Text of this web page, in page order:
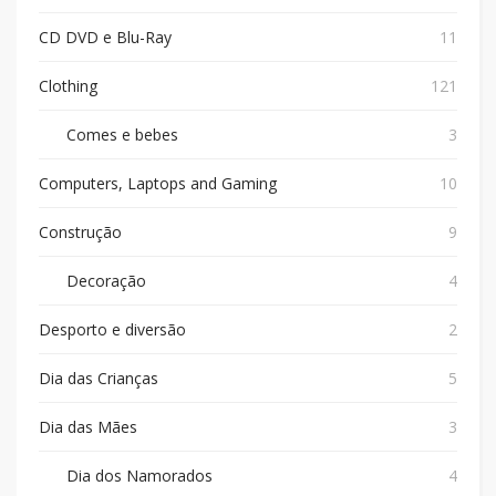
CD DVD e Blu-Ray 11
Clothing 121
Comes e bebes 3
Computers, Laptops and Gaming 10
Construção 9
Decoração 4
Desporto e diversão 2
Dia das Crianças 5
Dia das Mães 3
Dia dos Namorados 4